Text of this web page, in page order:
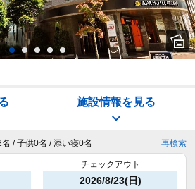
施設情報を見る
/ 子供0名 / 添い寝0名 再検索
チェックアウト
2026/8/23(日)